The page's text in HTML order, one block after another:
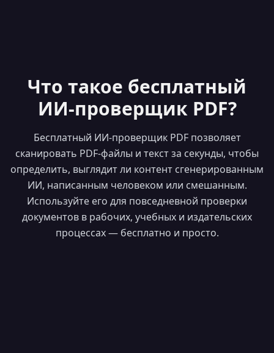
Что такое бесплатный
ИИ-проверщик PDF?
Бесплатный ИИ-проверщик PDF позволяет
сканировать PDF-файлы и текст за секунды, чтобы
определить, выглядит ли контент сгенерированным
ИИ, написанным человеком или смешанным.
Используйте его для повседневной проверки
документов в рабочих, учебных и издательских
процессах — бесплатно и просто.